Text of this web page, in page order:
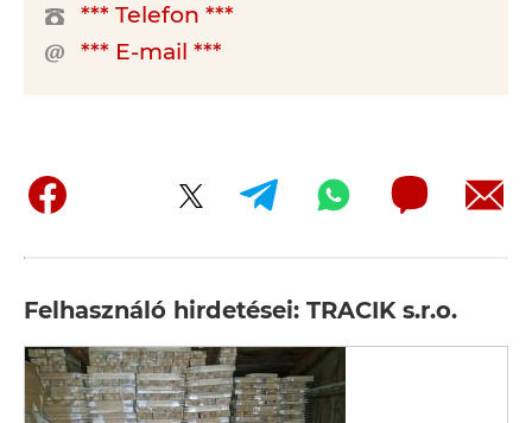
*** Telefon ***
*** E-mail ***
Felhasználó hirdetései: TRACIK s.r.o.